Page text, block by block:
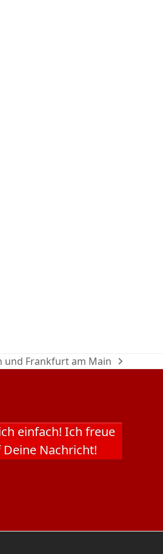
und Frankfurt am Main
einfach! Ich freue
Nachricht!